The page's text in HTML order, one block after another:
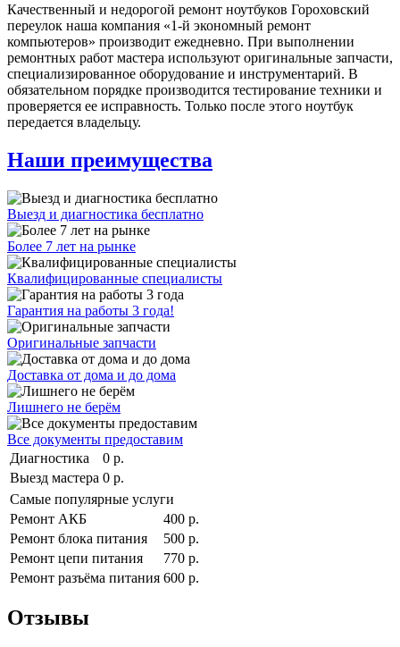
Качественный и недорогой ремонт ноутбуков Гороховский
переулок наша компания «1-й экономный ремонт
компьютеров» производит ежедневно. При выполнении
ремонтных работ мастера используют оригинальные запчасти,
специализированное оборудование и инструментарий. В
обязательном порядке производится тестирование техники и
проверяется ее исправность. Только после этого ноутбук
передается владельцу.
Наши преимущества
Выезд и диагностика бесплатно
Более 7 лет на рынке
Квалифицированные специалисты
Гарантия на работы 3 года!
Оригинальные запчасти
Доставка от дома и до дома
Лишнего не берём
Все документы предоставим
Диагностика
0 р.
Выезд мастера 0 р.
Самые популярные услуги
Ремонт АКБ
400 р.
Ремонт блока питания
500 р.
Ремонт цепи питания
770 р.
Ремонт разъёма питания 600 р.
Отзывы